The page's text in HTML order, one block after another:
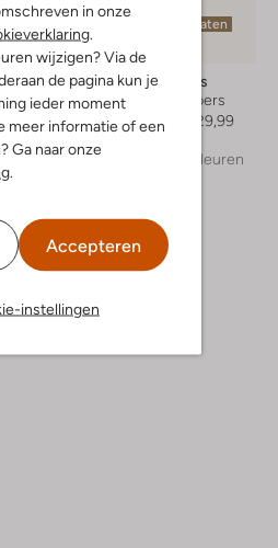
in onze
.
wijzigen? Via de
de pagina kun je
ieder moment
meer informatie of een
Ga naar onze
.
Accepteren
instellingen
Laatste maten
Havaianas
Teenslippers
Vanaf
€ 29,99
+ meer kleuren